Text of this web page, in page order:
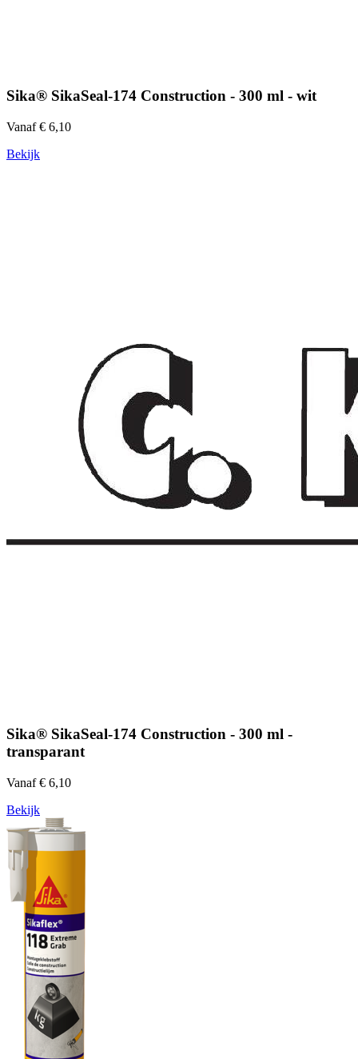
Sika® SikaSeal-174 Construction - 300 ml - wit
Vanaf € 6,10
Bekijk
Sika® SikaSeal-174 Construction - 300 ml -
transparant
Vanaf € 6,10
Bekijk